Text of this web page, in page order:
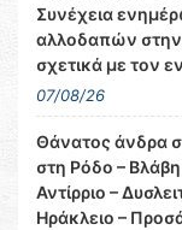
Συνέχεια
αλλοδαπών στην
σχετικά με τον
07/08/26
Θάνατος άνδρα
στη Ρόδο –
Αντίρριο –
Ηράκλειο –